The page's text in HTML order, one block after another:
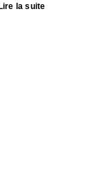
Lire la suite